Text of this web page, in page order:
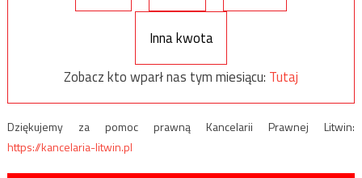
Inna kwota
Zobacz kto wparł nas tym miesiącu: Tutaj
Dziękujemy za pomoc prawną Kancelarii Prawnej Litwin:
https://kancelaria-litwin.pl